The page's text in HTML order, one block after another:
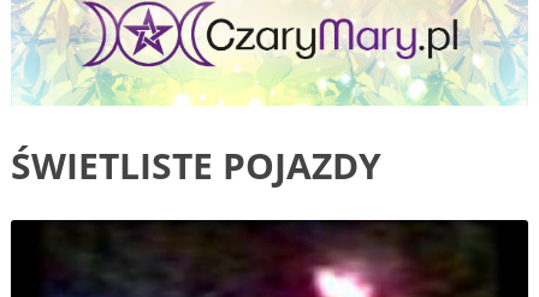
ŚWIETLISTE POJAZDY